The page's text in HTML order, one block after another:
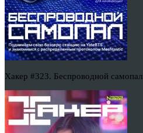
Хакер #323. Беспроводной самопал